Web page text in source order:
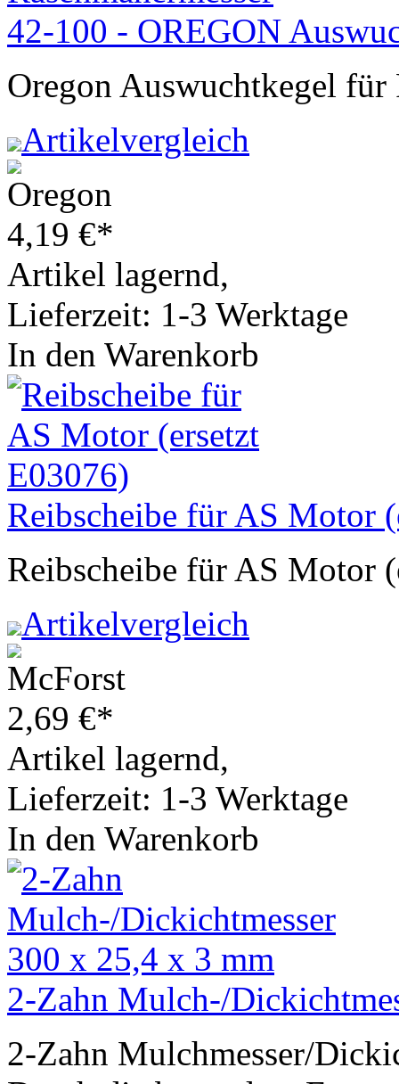
42-100 - OREGON
Oregon Auswuchtkegel für
Artikelvergleich
4,19 €*
Artikel lagernd,
Lieferzeit: 1-3 Werktage
In den Warenkorb
Reibscheibe für AS Motor
Reibscheibe für AS Motor
Artikelvergleich
2,69 €*
Artikel lagernd,
Lieferzeit: 1-3 Werktage
In den Warenkorb
2-Zahn Mulch-/
2-Zahn Mulchmesser/